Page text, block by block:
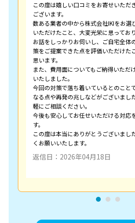
この度は嬉しい口コミをお寄せいただ
ございます。
数ある業者の中から株式会社IKIをお選
いただけたこと、大変光栄に思っており
お話をしっかりお伺いし、ご自宅全体
策をご提案できた点を評価いただけた
思います。
また、費用面についてもご納得いただ
いたしました。
今回の対策で落ち着いているとのこと
なる点や再発の兆しなどがございまし
軽にご相談ください。
今後も安心してお任せいただける対応
す。
この度は本当にありがとうございまし
くお願いいたします。
返信日：2026年04月18日